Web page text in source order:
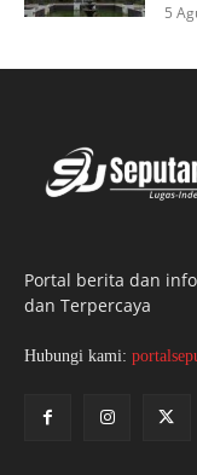
5
Portal berita dan
dan Terpercaya
Hubungi kami: